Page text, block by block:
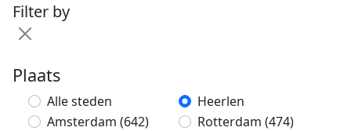
Filter by
Plaats
Alle steden
Heerlen
Amsterdam (642) Rotterdam (474)